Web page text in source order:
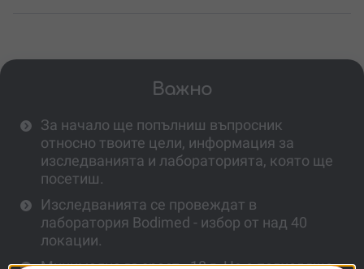
Важно
За начало ще попълниш въпросник
относно твоите цели, информация за
изследванията и лабораторията, която ще
посетиш.
Изследванията се провеждат в
лаборатория Bodimed - избор от над 40
локации.